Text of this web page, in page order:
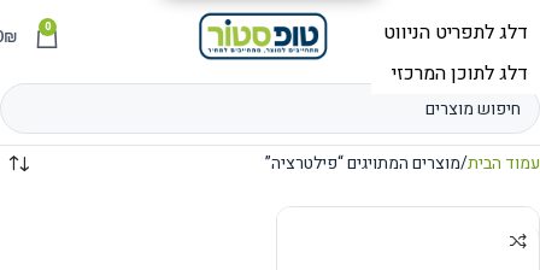
תפריט 0
₪
עמוד הבית מוצרים המתויגים “פילטרציה”